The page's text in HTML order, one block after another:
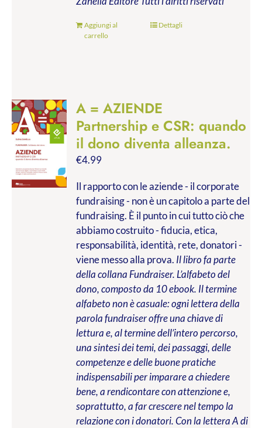
Aggiungi al
carrello
Dettagli
A = AZIENDE
Partnership e CSR: quando
il dono diventa alleanza.
€4.99
Il rapporto con le aziende - il corporate
fundraising - non è un capitolo a parte del
fundraising. È il punto in cui tutto ciò che
abbiamo costruito - fiducia, etica,
responsabilità, identità, rete, donatori -
viene messo alla prova. Il libro fa parte
della collana Fundraiser. L’alfabeto del
dono, composto da 10 ebook. Il termine
alfabeto non è casuale: ogni lettera della
parola fundraiser offre una chiave di
lettura e, al termine dell’intero percorso,
una sintesi dei temi, dei passaggi, delle
competenze e delle buone pratiche
indispensabili per imparare a chiedere
bene, a rendicontare con attenzione e,
soprattutto, a far crescere nel tempo la
relazione con i donatori. Con la lettera A di